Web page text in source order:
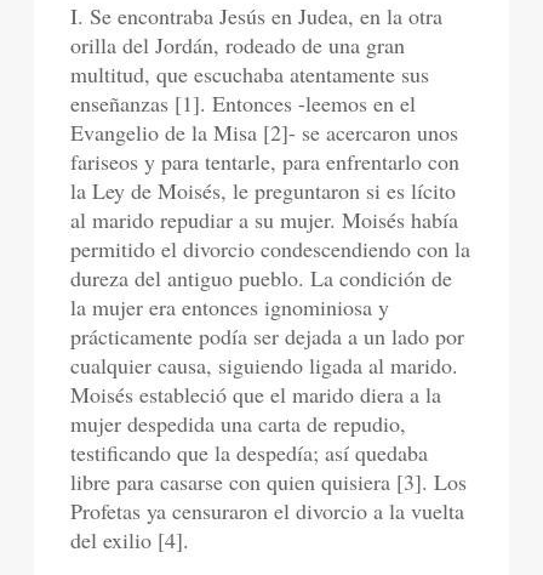
I. Se encontraba Jesús en Judea, en la otra
orilla del Jordán, rodeado de una gran
multitud, que escuchaba atentamente sus
enseñanzas [1]. Entonces -leemos en el
Evangelio de la Misa [2]- se acercaron unos
fariseos y para tentarle, para enfrentarlo con
la Ley de Moisés, le preguntaron si es lícito
al marido repudiar a su mujer. Moisés había
permitido el divorcio condescendiendo con la
dureza del antiguo pueblo. La condición de
la mujer era entonces ignominiosa y
prácticamente podía ser dejada a un lado por
cualquier causa, siguiendo ligada al marido.
Moisés estableció que el marido diera a la
mujer despedida una carta de repudio,
testificando que la despedía; así quedaba
libre para casarse con quien quisiera [3]. Los
Profetas ya censuraron el divorcio a la vuelta
del exilio [4].